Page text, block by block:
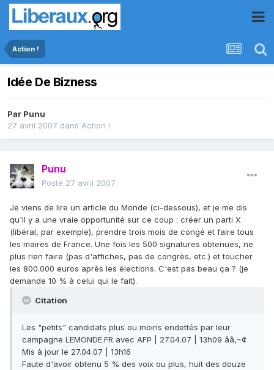
Action !
Idée De Bizness
Par Punu
27 avril 2007 dans Action !
Punu
Posté 27 avril 2007
Je viens de lire un article du Monde (ci-dessous), et je me dis
qu'il y a une vraie opportunité sur ce coup : créer un parti X
(libéral, par exemple), prendre trois mois de congé et faire tous
les maires de France. Une fois les 500 signatures obtenues, ne
plus rien faire (pas d'affiches, pas de congrès, etc.) et toucher
les 800.000 euros après les élections. C'est pas beau ça ? (je
demande 10 % à celui qui le fait).
Citation
Les "petits" candidats plus ou moins endettés par leur
campagne LEMONDE.FR avec AFP | 27.04.07 | 13h09 ââ‚¬¢
Mis à jour le 27.04.07 | 13h16
Faute d'avoir obtenu 5 % des voix ou plus, huit des douze